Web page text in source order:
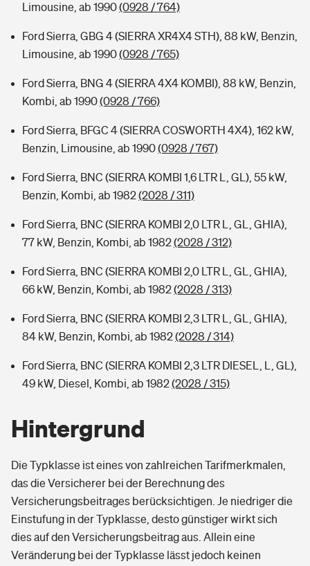
Limousine, ab 1990(0928 / 764)
Ford Sierra, GBG 4 (SIERRA XR4X4 STH), 88 kW, Benzin,
Limousine, ab 1990(0928 / 765)
Ford Sierra, BNG 4 (SIERRA 4X4 KOMBI), 88 kW, Benzin,
Kombi, ab 1990(0928 / 766)
Ford Sierra, BFGC 4 (SIERRA COSWORTH 4X4), 162 kW,
Benzin, Limousine, ab 1990(0928 / 767)
Ford Sierra, BNC (SIERRA KOMBI 1,6 LTR L, GL), 55 kW,
Benzin, Kombi, ab 1982(2028 / 311)
Ford Sierra, BNC (SIERRA KOMBI 2,0 LTR L, GL, GHIA),
77 kW, Benzin, Kombi, ab 1982(2028 / 312)
Ford Sierra, BNC (SIERRA KOMBI 2,0 LTR L, GL, GHIA),
66 kW, Benzin, Kombi, ab 1982(2028 / 313)
Ford Sierra, BNC (SIERRA KOMBI 2,3 LTR L, GL, GHIA),
84 kW, Benzin, Kombi, ab 1982(2028 / 314)
Ford Sierra, BNC (SIERRA KOMBI 2,3 LTR DIESEL, L, GL),
49 kW, Diesel, Kombi, ab 1982(2028 / 315)
Hintergrund
Die Typklasse ist eines von zahlreichen Tarifmerkmalen,
das die Versicherer bei der Berechnung des
Versicherungsbeitrages berücksichtigen. Je niedriger die
Einstufung in der Typklasse, desto günstiger wirkt sich
dies auf den Versicherungsbeitrag aus. Allein eine
Veränderung bei der Typklasse lässt jedoch keinen